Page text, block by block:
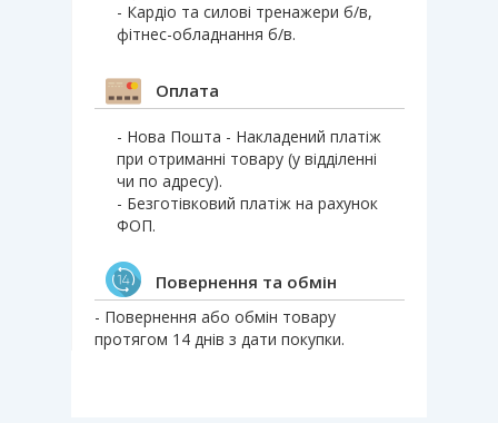
- Кардіо та силові тренажери б/в,
фітнес-обладнання б/в.
Оплата
- Нова Пошта - Накладений платіж
при отриманні товару (у відділенні
чи по адресу).
- Безготівковий платіж на рахунок
ФОП.
Повернення та обмін
- Повернення або обмін товару
протягом 14 днів з дати покупки.